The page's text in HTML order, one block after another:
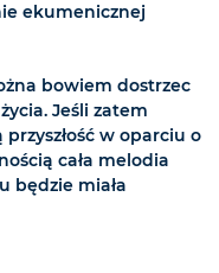
ekumenicznej
bowiem dostrzec
Jeśli zatem
w oparciu o
cała melodia
będzie miała